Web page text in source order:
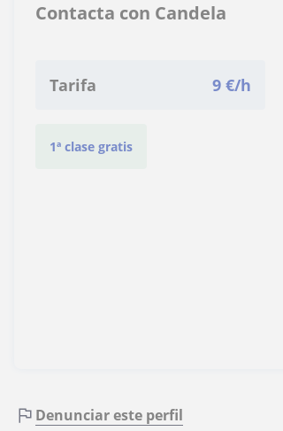
Contacta con Candela
Tarifa 9 €/h
1ª clase gratis
Denunciar este perfil